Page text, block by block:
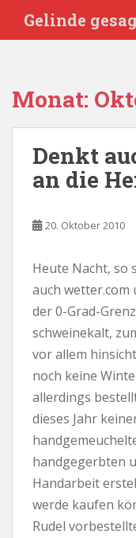
i
Gelinde
Monat:
Denkt
an die
20. Oktober 2010
Heute Nacht, so
auch
der 0-Grad-
schweinekalt,
vor allem
noch keine
allerdings
dieses Jahr
handgegerbten
Handarbeit
werde kaufen
Rudel